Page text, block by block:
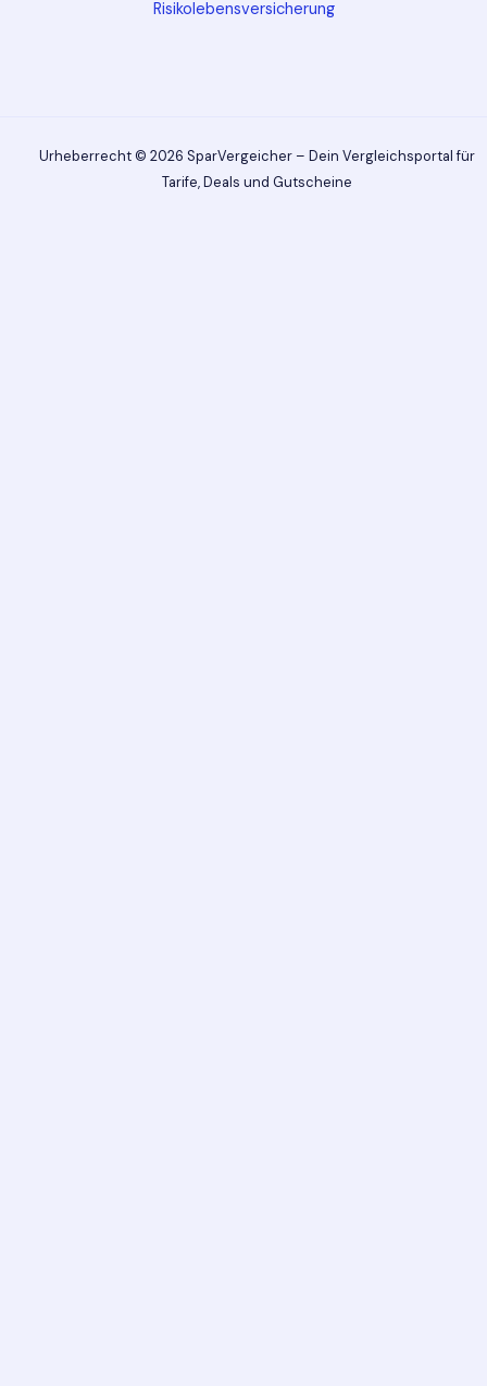
Risikolebensversicherung
Urheberrecht © 2026 SparVergeicher – Dein Vergleichsportal für
Tarife, Deals und Gutscheine